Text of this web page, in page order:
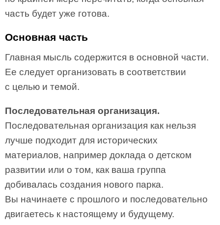
часть будет уже готова.
Основная часть
Главная мысль содержится в основной части.
Ее следует организовать в соответствии
с целью и темой.
Последовательная организация.
Последовательная организация как нельзя
лучше подходит для исторических
материалов, например доклада о детском
развитии или о том, как ваша группа
добивалась создания нового парка.
Вы начинаете с прошлого и последовательно
двигаетесь к настоящему и будущему.